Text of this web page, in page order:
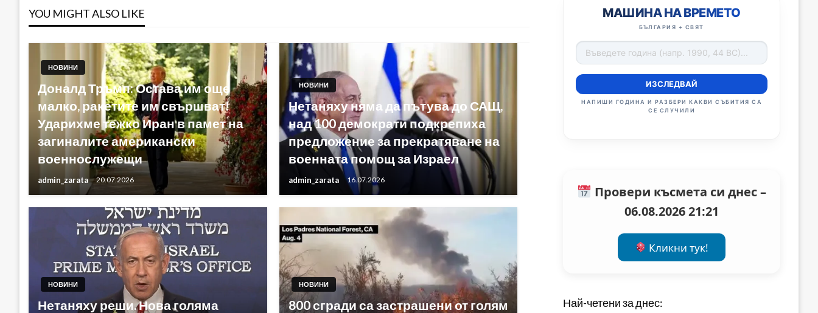
YOU MIGHT ALSO LIKE
НОВИНИ
Доналд Тръмп: Остава им още
малко, ракетите им свършват!
Ударихме тежко Иран в памет на
загиналите американски
военнослужещи
admin_zarata 20.07.2026
НОВИНИ
Нетаняху няма да пътува до САЩ,
над 100 демократи подкрепиха
предложение за прекратяване на
военната помощ за Израел
admin_zarata 16.07.2026
НОВИНИ
Нетаняху реши. Нова голяма
НОВИНИ
800 сгради са застрашени от голям
МАШИНА НА ВРЕМЕТО
БЪЛГАРИЯ + СВЯТ
ИЗСЛЕДВАЙ
НАПИШИ ГОДИНА И РАЗБЕРИ КАКВИ СЪБИТИЯ СА
СЕ СЛУЧИЛИ
Провери късмета си днес –
06.08.2026 21:21
Кликни тук!
Най-четени за днес: